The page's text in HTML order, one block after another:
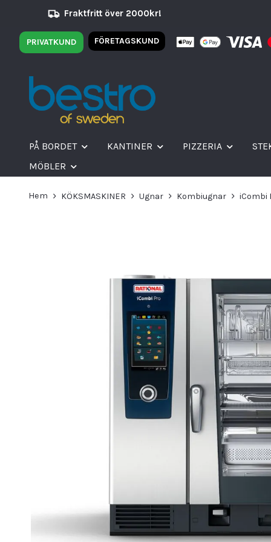
Fraktfritt över 2000kr!
PRIVATKUND FÖRETAGSKUND
PÅ BORDET KANTINER PIZZERIA
MÖBLER
Hem KÖKSMASKINER Ugnar Kombiugnar iCombi